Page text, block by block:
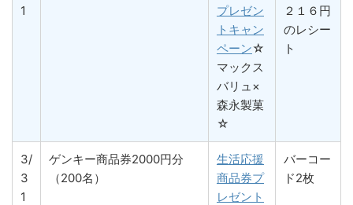
1
プレゼン
トキャン
ペーン☆
マックス
バリュ×
森永製菓
☆
２１６円
のレシー
ト
3/
3
1
ゲンキー商品券2000円分
（200名）
生活応援
商品券プ
レゼント
バーコー
ド2枚